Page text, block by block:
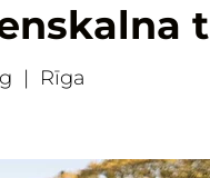
  |
Rīga